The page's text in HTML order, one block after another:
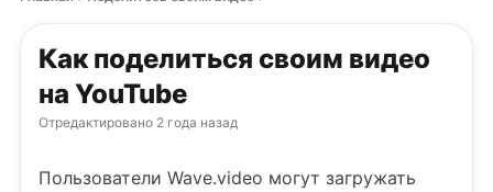
Как поделиться своим видео
на YouTube
Отредактировано 2 года назад
Пользователи Wave.video могут загружать